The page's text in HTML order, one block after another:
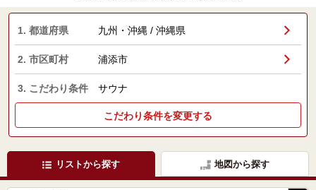
1. 都道府県 九州・沖縄 / 沖縄県
2. 市区町村 浦添市
3. こだわり条件 サウナ
こだわり条件を変更する
リストから探す 地図から探す